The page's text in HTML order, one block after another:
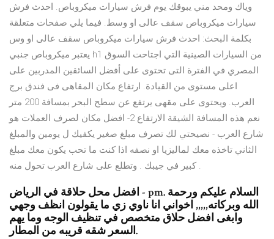
وياك ومحد مني يبوقك يوم فرش سيارات ميكروباص. احدث فرش
سيارات ميكروباص سقف عالى او وسط. فيما يلي صفحات متعلقة
بكلمة البحث: احدث فرش سيارات ميكروباص سقف عالى او وس
يعتبر ميكروباص جنبي h1 من السيارات الصينية التي اجتاحت السوق
المصري في الفترة التى تحتوى على أفضل السائقين المدربين على
اعلى مستوى من القيادة. ارتفاع مكان المقاهى فى فندق برج
العرب. ويحتوى على مقهى يرتفع عن سطح البحر بمسافة 200 متر
نعم هذه المسافة الشيقة الارتفاع 2- افضل مكان لصرف العملات هو
شارع العرب - نصيحتي لك تصرف مبلغ صغير يكفيك ل يومين والمبلغ
الثاني تاخذه معك لماليزيا او نصفه اذا كنت ما تحب يكون معك مبلغ
كبير في جيبك . وتطلع على شارع العرب تحول منه .
افضل محل حلاقة في الرياض - pm. السلام عليكم ورحمة
الله وبركاته,,,,, اخواني انا ناوي زي ما يقولون انظف وجهي
وابغى افضل حلاق متخصص في تنظيف الوجه وما يهم
السعر شقه قريبه من المطار.